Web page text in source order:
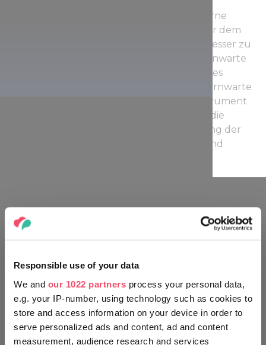
Responsible use of your data
We and our 1022 partners process your personal data,
e.g. your IP-number, using technology such as cookies to
store and access information on your device in order to
serve personalized ads and content, ad and content
measurement, audience research and services
Vom Gebäude aus lassen sich auch die Sterne
beobachten, denn es steht 635 Meter über dem
Meeresspiegel, sodass die Sterne hier viel besser zu
sehen sind, als in der Tiefebene. In der Sternwarte
Bükk könnt ihr auch ein außergewöhnliches
Teleskop sehen, dass in der Kuppel der Sternwarte
untergebracht ist. Das Teleskop ist ein Instrument
für die Astrofotografie, wird aber auch für die
visuelle und wissenschaftliche Beobachtung der
Himmelskörper unseres Sonnensystems und
KENNEN SIE SICH AUS WIE EIN